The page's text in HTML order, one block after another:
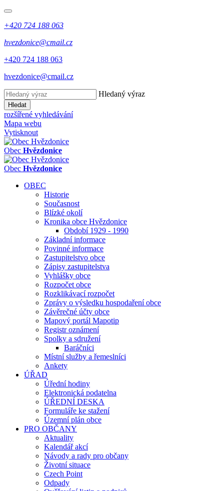
+420 724 188 063
hvezdonice@cmail.cz
+420 724 188 063
hvezdonice@cmail.cz
Hledaný výraz
Hledat
rozšířené vyhledávání
Mapa webu
Vytisknout
Obec Hvězdonice
Obec Hvězdonice
OBEC
Historie
Současnost
Blízké okolí
Kronika obce Hvězdonice
Období 1929 - 1990
Základní informace
Povinné informace
Zastupitelstvo obce
Zápisy zastupitelstva
Vyhlášky obce
Rozpočet obce
Rozklikávací rozpočet
Zprávy o výsledku hospodaření obce
Závěrečné účty obce
Mapový portál Mapotip
Registr oznámení
Spolky a sdružení
Baráčníci
Místní služby a řemeslníci
Ankety
ÚŘAD
Úřední hodiny
Elektronická podatelna
ÚŘEDNÍ DESKA
Formuláře ke stažení
Územní plán obce
PRO OBČANY
Aktuality
Kalendář akcí
Návody a rady pro občany
Životní situace
Czech Point
Odpady